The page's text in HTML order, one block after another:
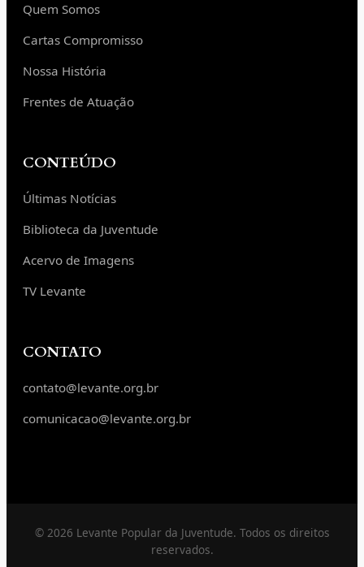
Quem Somos
Cartas Compromisso
Nossa História
Frentes de Atuação
CONTEÚDO
Últimas Notícias
Biblioteca da Juventude
Acervo de Imagens
TV Levante
CONTATO
contato@levante.org.br
comunicacao@levante.org.br
© 2026 Levante Popular da Juventude. Todos os direitos
reservados.